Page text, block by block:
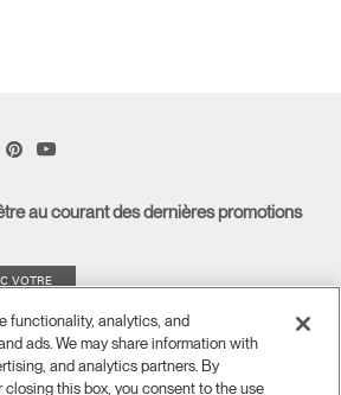
Humanscale
PinterstYouTube
au courant des dernières promotions
VOTRE
functionality, analytics, and
ads. We may share information with
and analytics partners. By
closing this box, you consent to the use